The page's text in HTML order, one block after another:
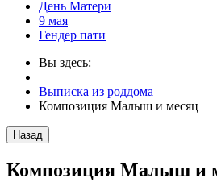
День Матери
9 мая
Гендер пати
Вы здесь:
Выписка из роддома
Композиция Малыш и месяц
Назад
Композиция Малыш и